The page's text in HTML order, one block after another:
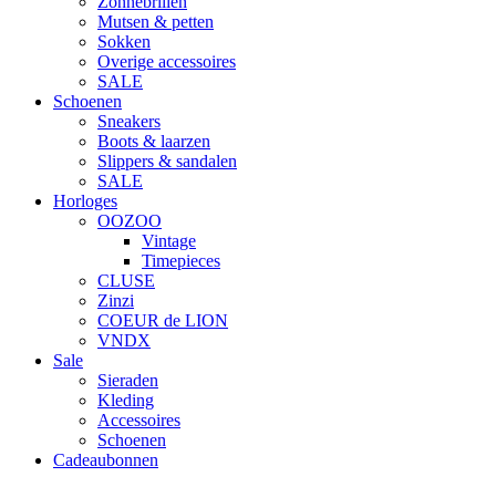
Mutsen & petten
Sokken
Overige accessoires
SALE
Schoenen
Sneakers
Boots & laarzen
Slippers & sandalen
SALE
Horloges
OOZOO
Vintage
Timepieces
CLUSE
Zinzi
COEUR de LION
VNDX
Sale
Sieraden
Kleding
Accessoires
Schoenen
Cadeaubonnen